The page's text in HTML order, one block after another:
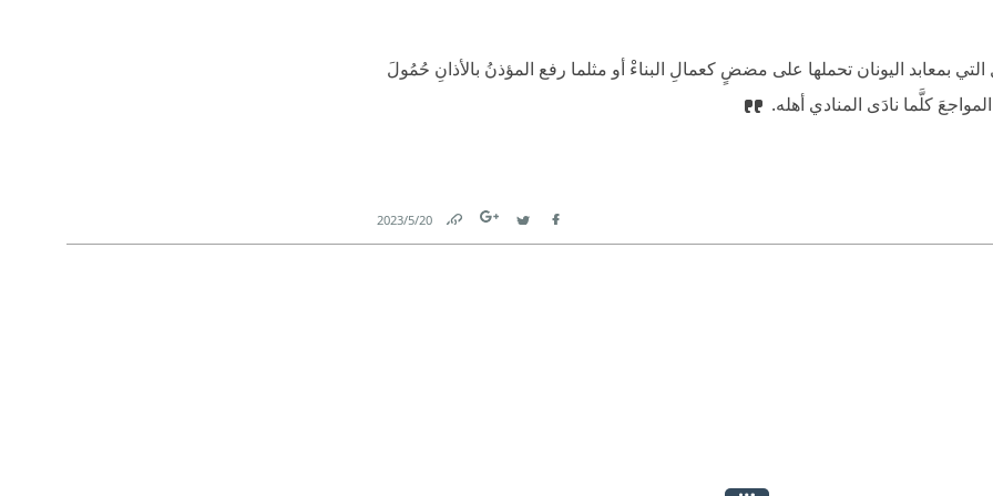
بمعابد اليونان تحملها على مضضٍ كعمالِ البناءْ ‫أو مثلما رفع المؤذنُ بالأذانِ حُمُولَ
كلَّما نادَى المنادي أهله.
Facebook
Twitter
Link
20‏/5‏/2023